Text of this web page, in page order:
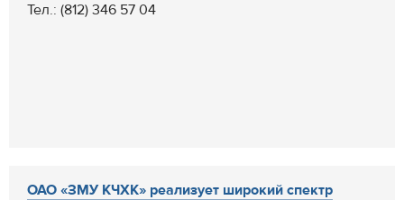
Тел.: (812) 346 57 04
ОАО «ЗМУ КЧХК» реализует широкий спектр